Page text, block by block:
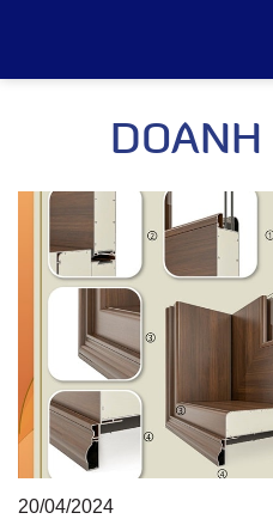
DOANH
20/04/2024